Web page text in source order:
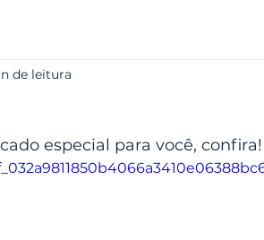
de leitura
especial para você, confira!